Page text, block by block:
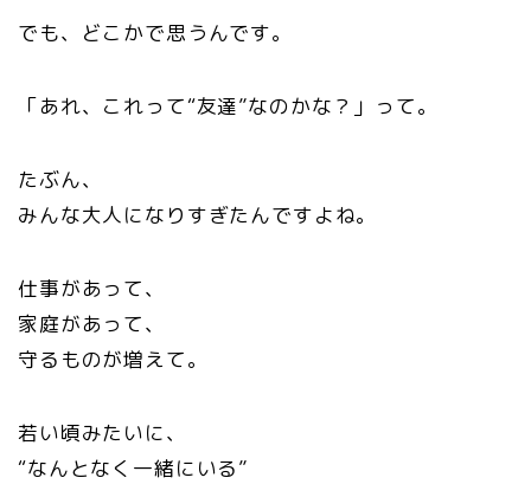
でも、どこかで思うんです。
「あれ、これって“友達”なのかな？」って。
たぶん、
みんな大人になりすぎたんですよね。
仕事があって、
家庭があって、
守るものが増えて。
若い頃みたいに、
“なんとなく一緒にいる”